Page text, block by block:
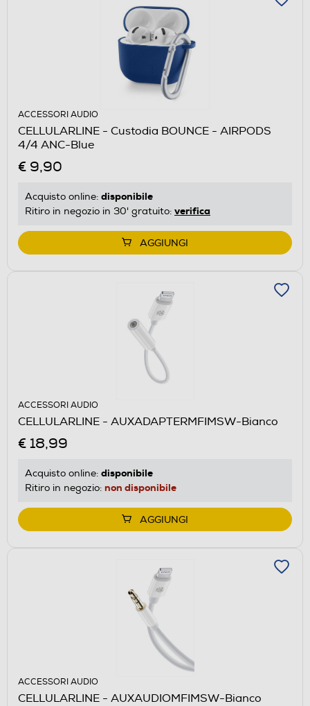
ACCESSORI AUDIO
CELLULARLINE - Custodia BOUNCE - AIRPODS
4/4 ANC-Blue
€ 9,90
Acquisto online: disponibile
Ritiro in negozio in 30' gratuito: verifica
AGGIUNGI
ACCESSORI AUDIO
CELLULARLINE - AUXADAPTERMFIMSW-Bianco
€ 18,99
Acquisto online: disponibile
Ritiro in negozio: non disponibile
AGGIUNGI
ACCESSORI AUDIO
CELLULARLINE - AUXAUDIOMFIMSW-Bianco